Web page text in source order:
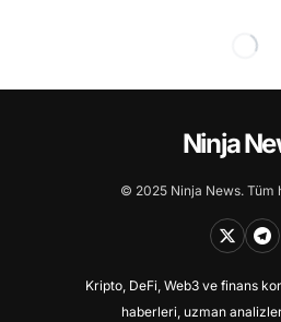
Ninja
© 2025 Ninja News. Tüm
Kripto, DeFi, Web3 ve finans
haberleri, uzman